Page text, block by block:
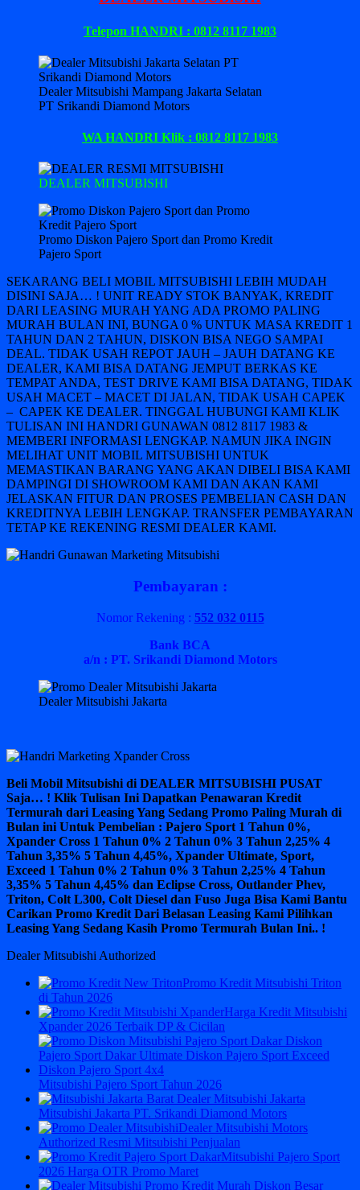
Telepon HANDRI : 0812 8117 1983
Dealer Mitsubishi Mampang Jakarta Selatan
PT Srikandi Diamond Motors
WA HANDRI Klik : 0812 8117 1983
DEALER MITSUBISHI
Promo Diskon Pajero Sport dan Promo Kredit
Pajero Sport
SEKARANG BELI MOBIL MITSUBISHI LEBIH MUDAH
DISINI SAJA… ! UNIT READY STOK BANYAK, KREDIT
DARI LEASING MURAH YANG ADA PROMO PALING
MURAH BULAN INI, BUNGA 0 % UNTUK MASA KREDIT 1
TAHUN DAN 2 TAHUN, DISKON BISA NEGO SAMPAI
DEAL. TIDAK USAH REPOT JAUH – JAUH DATANG KE
DEALER, KAMI BISA DATANG JEMPUT BERKAS KE
TEMPAT ANDA, TEST DRIVE KAMI BISA DATANG, TIDAK
USAH MACET – MACET DI JALAN, TIDAK USAH CAPEK
– CAPEK KE DEALER. TINGGAL HUBUNGI KAMI KLIK
TULISAN INI HANDRI GUNAWAN 0812 8117 1983 &
MEMBERI INFORMASI LENGKAP. NAMUN JIKA INGIN
MELIHAT UNIT MOBIL MITSUBISHI UNTUK
MEMASTIKAN BARANG YANG AKAN DIBELI BISA KAMI
DAMPINGI DI SHOWROOM KAMI DAN AKAN KAMI
JELASKAN FITUR DAN PROSES PEMBELIAN CASH DAN
KREDITNYA LEBIH LENGKAP. TRANSFER PEMBAYARAN
TETAP KE REKENING RESMI DEALER KAMI.
Pembayaran :
Nomor Rekening : 552 032 0115
Bank BCA
a/n : PT. Srikandi Diamond Motors
Dealer Mitsubishi Jakarta
Beli Mobil Mitsubishi di DEALER MITSUBISHI PUSAT
Saja… ! Klik Tulisan Ini Dapatkan Penawaran Kredit
Termurah dari Leasing Yang Sedang Promo Paling Murah di
Bulan ini Untuk Pembelian : Pajero Sport 1 Tahun 0%,
Xpander Cross 1 Tahun 0% 2 Tahun 0% 3 Tahun 2,25% 4
Tahun 3,35% 5 Tahun 4,45%, Xpander Ultimate, Sport,
Exceed 1 Tahun 0% 2 Tahun 0% 3 Tahun 2,25% 4 Tahun
3,35% 5 Tahun 4,45% dan Eclipse Cross, Outlander Phev,
Triton, Colt L300, Colt Diesel dan Fuso Juga Bisa Kami Bantu
Carikan Promo Kredit Dari Belasan Leasing Kami Pilihkan
Leasing Yang Sedang Kasih Promo Termurah Bulan Ini.. !
Dealer Mitsubishi Authorized
Promo Kredit Mitsubishi Triton
di Tahun 2026
Harga Kredit Mitsubishi
Xpander 2026 Terbaik DP & Cicilan
Mitsubishi Pajero Sport Tahun 2026
Mitsubishi Jakarta PT. Srikandi Diamond Motors
Dealer Mitsubishi Motors
Authorized Resmi Mitsubishi Penjualan
Mitsubishi Pajero Sport
2026 Harga OTR Promo Maret